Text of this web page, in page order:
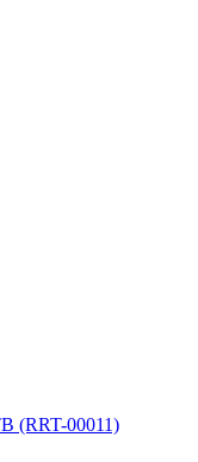
(RRT-00011)